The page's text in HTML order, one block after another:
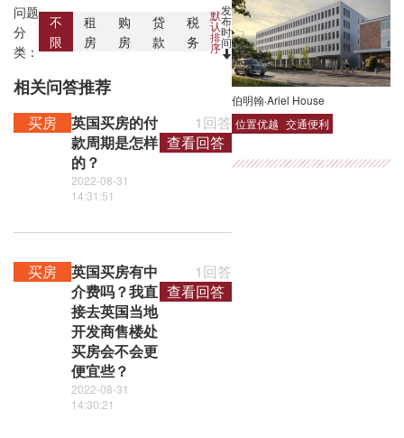
问题
分
类：
不
限
租
房
购
房
贷
款
税
务
默
认
排
序
发
布
时
间
相关问答推荐
买房
英国买房的付
款周期是怎样
的？
2022-08-31
14:31:51
1回答
查看回答
买房
英国买房有中
介费吗？我直
接去英国当地
开发商售楼处
买房会不会更
便宜些？
2022-08-31
14:30:21
1回答
查看回答
伯明翰·Ariel House
位置优越 交通便利